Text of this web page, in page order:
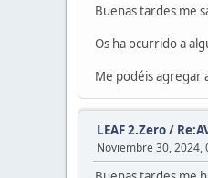
Buenas tardes me
Os ha ocurrido a
Me podéis agregar
LEAF 2.Zero/
Noviembre 30, 2024,